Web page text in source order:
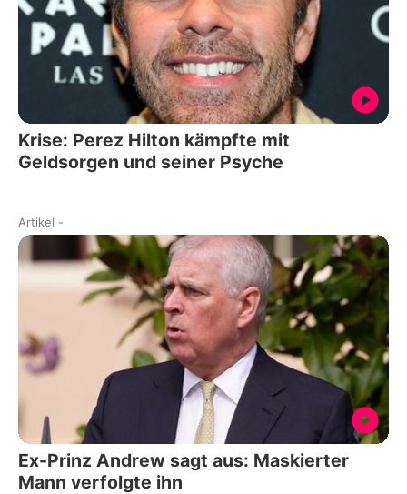
Krise: Perez Hilton kämpfte mit
Geldsorgen und seiner Psyche
Artikel -
Ex-Prinz Andrew sagt aus: Maskierter
Mann verfolgte ihn